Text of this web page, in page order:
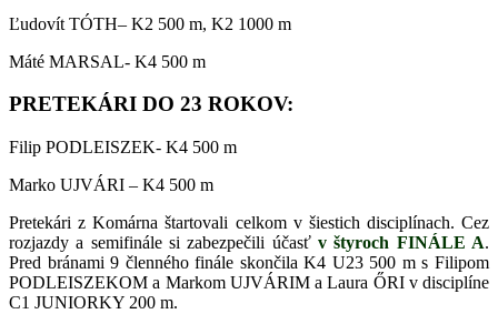
Ľudovít TÓTH– K2 500 m, K2 1000 m
Máté MARSAL- K4 500 m
PRETEKÁRI DO 23 ROKOV:
Filip PODLEISZEK- K4 500 m
Marko UJVÁRI – K4 500 m
Pretekári z Komárna štartovali celkom v šiestich disciplínach. Cez
rozjazdy a semifinále si zabezpečili účasť v štyroch FINÁLE A.
Pred bránami 9 členného finále skončila K4 U23 500 m s Filipom
PODLEISZEKOM a Markom UJVÁRIM aLaura ŐRI v disciplíne
C1 JUNIORKY 200 m.